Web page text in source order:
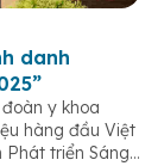
danh
y khoa
hàng đầu Việt
Phát triển Sáng